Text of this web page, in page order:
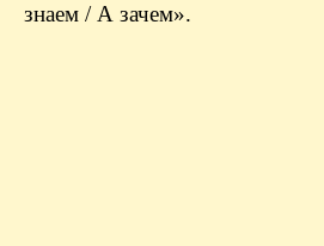
знаем / А зачем».